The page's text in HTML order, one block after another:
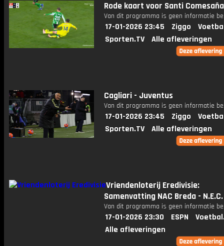
Rode kaart voor Santi Comesaña
Van dit programma is geen informatie
17-01-2026 23:45 Ziggo
Sporten.TV
Alle afleveringen
Cagliari - Juventus
Van dit programma is geen informatie
17-01-2026 23:45 Ziggo
Sporten.TV
Alle afleveringen
Vriendenloterij Eredivisie:
Samenvatting NAC Breda - N.E.C.
Van dit programma is geen informatie
17-01-2026 23:30 ESPN
Alle afleveringen